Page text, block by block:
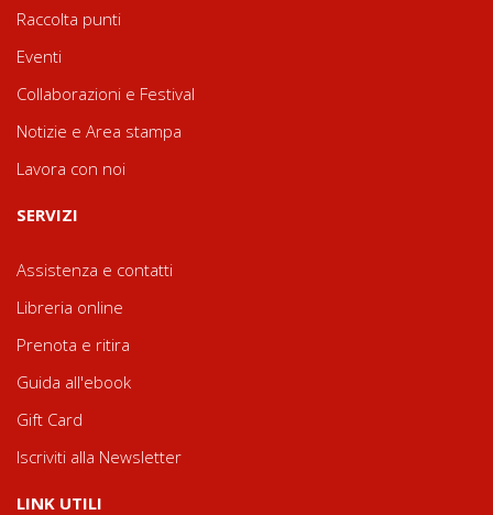
Raccolta punti
Eventi
Collaborazioni e Festival
Notizie e Area stampa
Lavora con noi
SERVIZI
Assistenza e contatti
Libreria online
Prenota e ritira
Guida all'ebook
Gift Card
Iscriviti alla Newsletter
LINK UTILI